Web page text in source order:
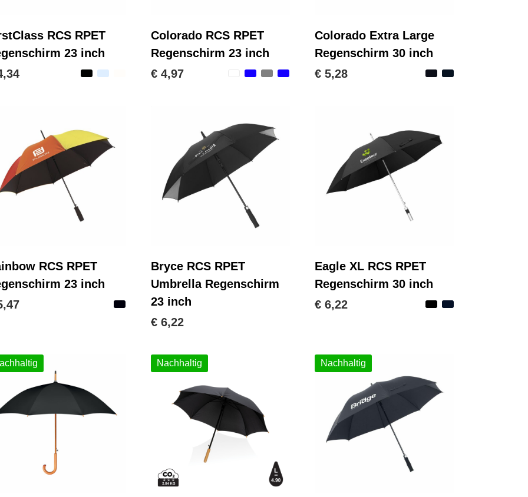
RCS RPET
23 inch
Colorado RCS RPET
Regenschirm 23 inch
€ 4,97
Colorado Extra Large
Regenschirm 30 inch
€ 5,28
RCS RPET
23 inch
Bryce RCS RPET
Umbrella Regenschirm
23 inch
€ 6,22
Eagle XL RCS RPET
Regenschirm 30 inch
€ 6,22
Nachhaltig Nachhaltig